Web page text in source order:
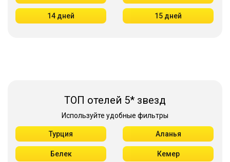
14 дней 15 дней
ТОП отелей 5* звезд
Используйте удобные фильтры
Турция Аланья
Белек Кемер